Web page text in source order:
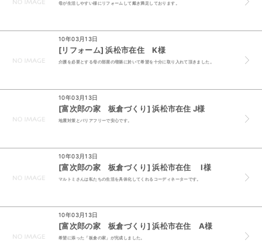
母が生活しやすい様にリフォームして戴き満足しております。
10年03月13日
[リフォーム] 浜松市在住 K様
介護を必要とする母の部屋の増築に於いて希望を十分に取り入れて頂きました。
10年03月13日
[富次郎の家 板倉づくり] 浜松市在住 J様
地震対策とバリアフリーで安心です。
10年03月13日
[富次郎の家 板倉づくり] 浜松市在住 I様
マルトミさんは私たちの生活を具体化してくれるコーディネーターです。
10年03月13日
[富次郎の家 板倉づくり] 浜松市在住 A様
希望に添った「板倉の家」が完成しました。